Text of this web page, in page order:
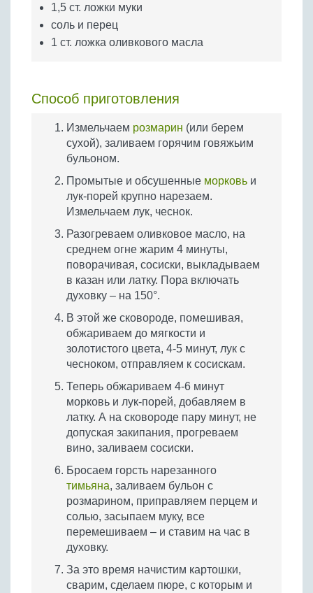
1,5 ст. ложки муки
соль и перец
1 ст. ложка оливкового масла
Способ приготовления
Измельчаем розмарин (или берем
сухой), заливаем горячим говяжьим
бульоном.
Промытые и обсушенные морковь и
лук-порей крупно нарезаем.
Измельчаем лук, чеснок.
Разогреваем оливковое масло, на
среднем огне жарим 4 минуты,
поворачивая, сосиски, выкладываем
в казан или латку. Пора включать
духовку – на 150°.
В этой же сковороде, помешивая,
обжариваем до мягкости и
золотистого цвета, 4-5 минут, лук с
чесноком, отправляем к сосискам.
Теперь обжариваем 4-6 минут
морковь и лук-порей, добавляем в
латку. А на сковороде пару минут, не
допуская закипания, прогреваем
вино, заливаем сосиски.
Бросаем горсть нарезанного
тимьяна, заливаем бульон с
розмарином, приправляем перцем и
солью, засыпаем муку, все
перемешиваем – и ставим на час в
духовку.
За это время начистим картошки,
сварим, сделаем пюре, с которым и